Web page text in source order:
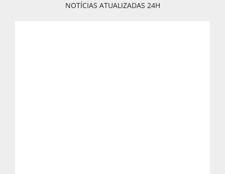
NOTÍCIAS ATUALIZADAS 24H